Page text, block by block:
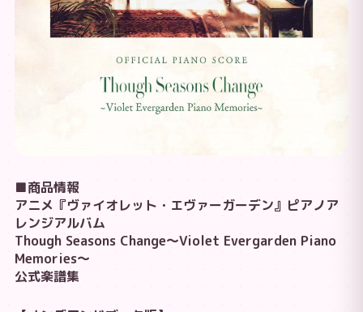
■商品情報
アニメ『ヴァイオレット・エヴァーガーデン』ピアノア
レンジアルバム
Though Seasons Change〜Violet Evergarden Piano
Memories〜
公式楽譜集